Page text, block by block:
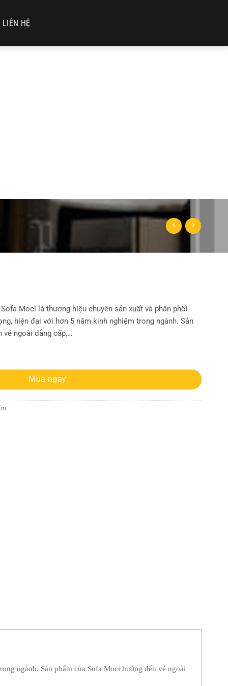
LIÊN HỆ
Moci là thương hiệu chuyên sản xuất và phân phối
hiện đại với hơn 5 năm kinh nghiệm trong ngành. Sản
vẻ ngoài đẳng cấp,…
Mua ngay
ngành. Sản phẩm của Sofa Moci hướng đến vẻ ngoài